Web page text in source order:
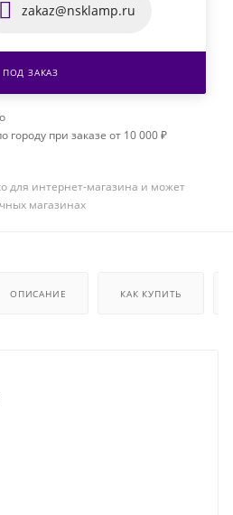
zakaz@nsklamp.ru
ПОД ЗАКАЗ
городу при заказе от 10 000 ₽
для интернет-магазина и может
магазинах
ОПИСАНИЕ КАК КУПИТЬ